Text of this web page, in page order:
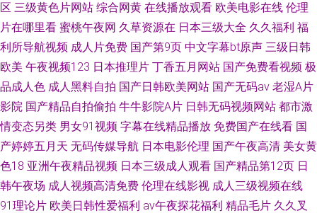
区 三级黄色片网站 综合网黄 在线播放观看 欧美电影在线 伦理
片在哪里看 蜜桃午夜网 久草资源在 日本三级大全 久久福利 福
利所导航视频 成人片免费 国产第9页 中文字幕bt原声 三级日韩
欧美 午夜视频123 日本推理片 丁香五月网站 国产免费看视频 极
品成人色 成人黑料自拍 国产日韩欧美网站 国产无码av 老湿A片
影院 国产精品自拍偷拍 牛牛影院A片 日韩无码视频网站 都市激
情变态另类 男女91视频 字幕在线精品播放 免费国产在线看 国
产婷婷五月天 无码传媒导航 日本电影伦理 国产午夜高清 美女黄
色18 亚洲午夜精品视频 日本三级成人观看 国产精品第12页 日
韩午夜场 成人视频高清免费 伦理在线影视 成人三级视频在线
91理论片 欧美日韩性爱福利 av午夜探花福利 精品毛片 久久叉